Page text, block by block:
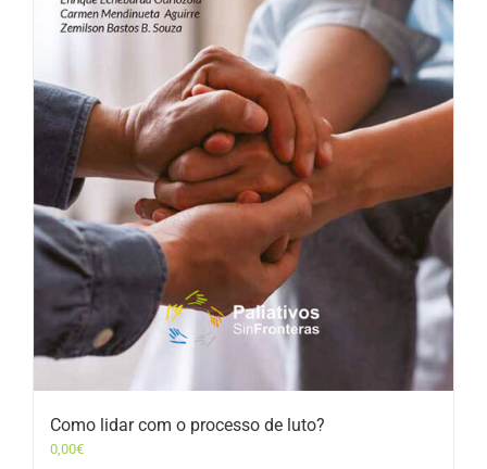
Como lidar com o processo de luto?
0,00€